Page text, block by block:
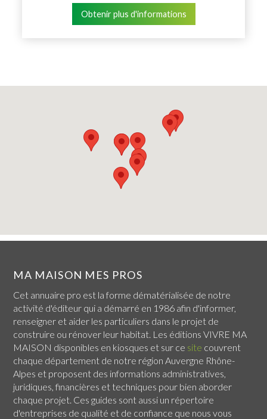
Obtenir plus d'informations
MA MAISON MES PROS
Cet annuaire pro est la forme dématérialisée de notre
activité d'éditeur qui a démarré en 1986 afin d'informer,
renseigner et aider les particuliers dans le projet de
construire ou rénover leur habitat. Les éditions VIVRE MA
MAISON disponibles en kiosques et sur ce site couvrent
chaque département de notre région Auvergne Rhône-
Alpes et proposent des informations administratives,
juridiques, financières et techniques pour bien aborder
chaque projet. Ces guides sont aussi un répertoire
d'entreprises de qualité et de confiance que nous vous